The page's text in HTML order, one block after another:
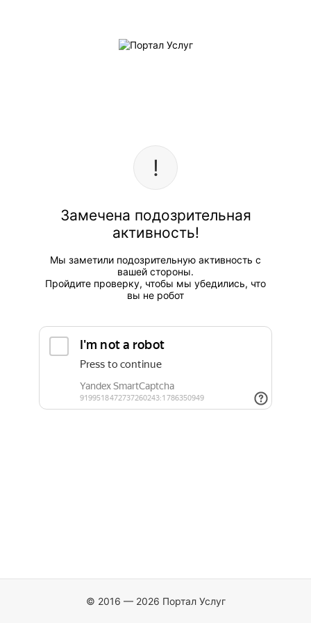
Замечена подозрительная
активность!
Мы заметили подозрительную активность с
вашей стороны.
Пройдите проверку, чтобы мы убедились, что
вы не робот
© 2016 — 2026 Портал Услуг